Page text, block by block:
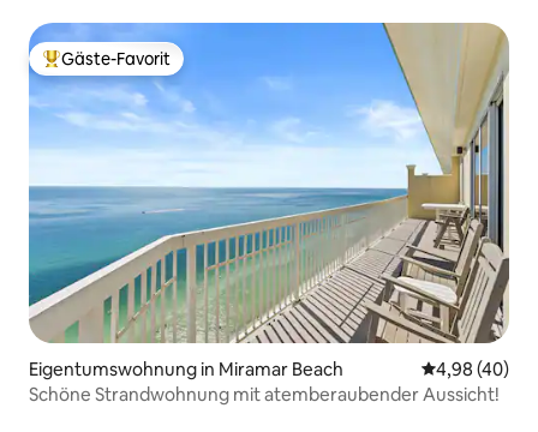
Beliebter Gäste-Favorit.
Gäste-Favorit
Eigentumswohnung in Miramar Beach
4,98 (40)
Schöne Strandwohnung mit atemberaubender Aussicht!